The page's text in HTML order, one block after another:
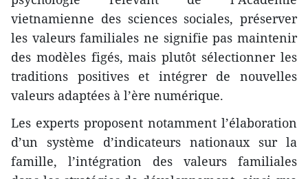
vietnamienne des sciences sociales, préserver
les valeurs familiales ne signifie pas maintenir
des modèles figés, mais plutôt sélectionner les
traditions positives et intégrer de nouvelles
valeurs adaptées à l’ère numérique.
Les experts proposent notamment l’élaboration
d’un système d’indicateurs nationaux sur la
famille, l’intégration des valeurs familiales